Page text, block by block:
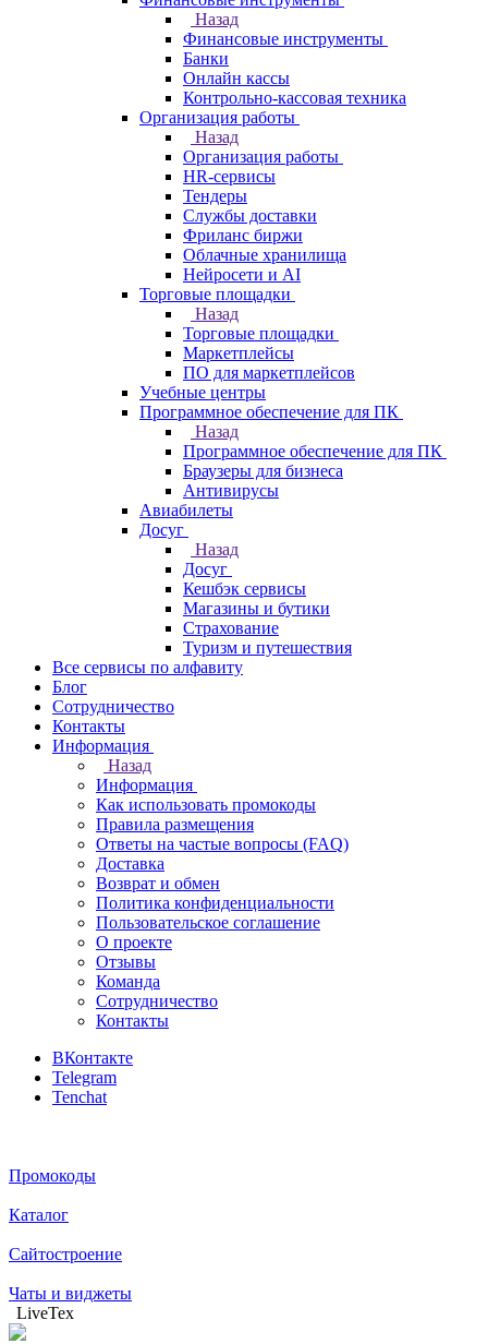
Назад
Финансовые инструменты
Банки
Онлайн кассы
Контрольно-кассовая техника
Организация работы
Назад
Организация работы
HR-сервисы
Тендеры
Службы доставки
Фриланс биржи
Облачные хранилища
Нейросети и AI
Торговые площадки
Назад
Торговые площадки
Маркетплейсы
ПО для маркетплейсов
Учебные центры
Программное обеспечение для ПК
Назад
Программное обеспечение для ПК
Браузеры для бизнеса
Антивирусы
Авиабилеты
Досуг
Назад
Досуг
Кешбэк сервисы
Магазины и бутики
Страхование
Туризм и путешествия
Все сервисы по алфавиту
Блог
Сотрудничество
Контакты
Информация
Назад
Информация
Как использовать промокоды
Правила размещения
Ответы на частые вопросы (FAQ)
Доставка
Возврат и обмен
Политика конфиденциальности
Пользовательское соглашение
О проекте
Отзывы
Команда
Сотрудничество
Контакты
ВКонтакте
Telegram
Tenchat
Промокоды
Каталог
Сайтостроение
Чаты и виджеты
LiveTex